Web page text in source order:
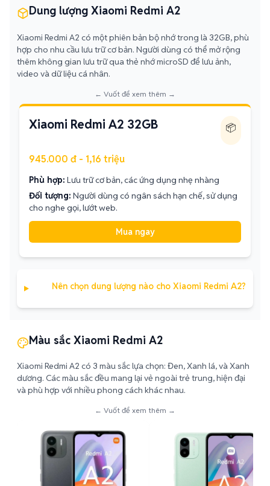
Dung lượng Xiaomi Redmi A2
Xiaomi Redmi A2 có một phiên bản bộ nhớ trong là 32GB, phù
hợp cho nhu cầu lưu trữ cơ bản. Người dùng có thể mở rộng
thêm không gian lưu trữ qua thẻ nhớ microSD để lưu ảnh,
video và dữ liệu cá nhân.
← Vuốt để xem thêm →
Xiaomi Redmi A2 32GB 📦
945.000 đ - 1,16 triệu
Phù hợp: Lưu trữ cơ bản, các ứng dụng nhẹ nhàng
Đối tượng: Người dùng có ngân sách hạn chế, sử dụng
cho nghe gọi, lướt web.
Mua ngay
Nên chọn dung lượng nào cho Xiaomi Redmi A2?
Màu sắc Xiaomi Redmi A2
Xiaomi Redmi A2 có 3 màu sắc lựa chọn: Đen, Xanh lá, và Xanh
dương. Các màu sắc đều mang lại vẻ ngoài trẻ trung, hiện đại
và phù hợp với nhiều phong cách khác nhau.
← Vuốt để xem thêm →